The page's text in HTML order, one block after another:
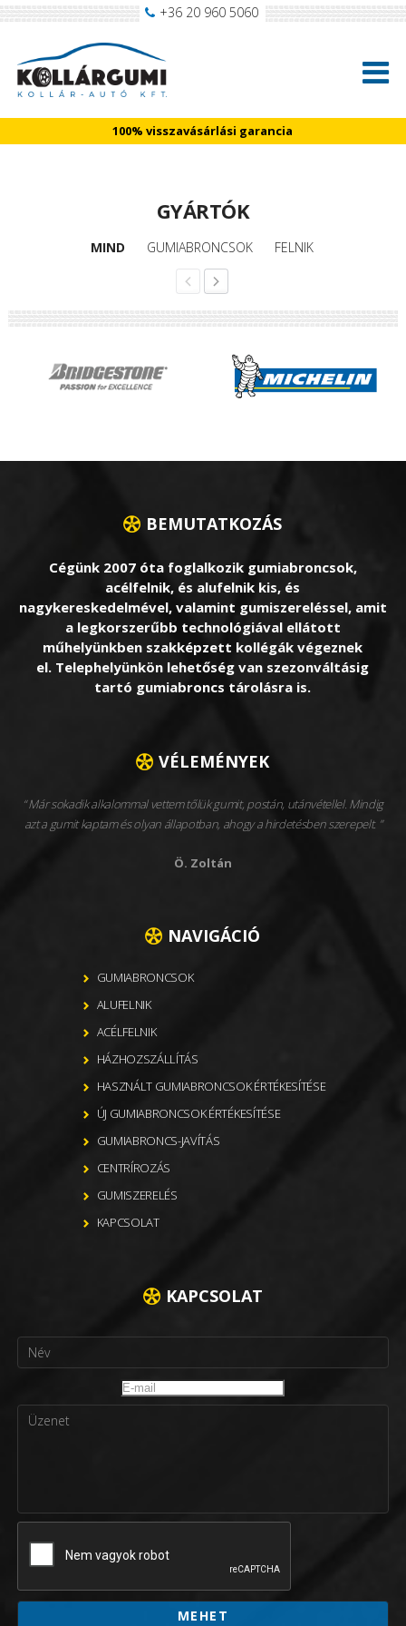
+36 20 960 5060
100% visszavásárlási garancia
GYÁRTÓK
MIND GUMIABRONCSOK FELNIK
BEMUTATKOZÁS
Cégünk 2007 óta foglalkozik gumiabroncsok,
acélfelnik, és alufelnik kis, és
nagykereskedelmével, valamint gumiszereléssel, amit
a legkorszerűbb technológiával ellátott
műhelyünkben szakképzett kollégák végeznek
el. Telephelyünkön lehetőség van szezonváltásig
tartó gumiabroncs tárolásra is.
VÉLEMÉNYEK
Már sokadik alkalommal vettem tőlük gumit, postán, utánvétellel. Mindig
azt a gumit kaptam és olyan állapotban, ahogy a hirdetésben szerepelt.
Ö. Zoltán
NAVIGÁCIÓ
GUMIABRONCSOK
ALUFELNIK
ACÉLFELNIK
HÁZHOZSZÁLLÍTÁS
HASZNÁLT GUMIABRONCSOK ÉRTÉKESÍTÉSE
ÚJ GUMIABRONCSOK ÉRTÉKESÍTÉSE
GUMIABRONCS-JAVÍTÁS
CENTRÍROZÁS
GUMISZERELÉS
KAPCSOLAT
KAPCSOLAT